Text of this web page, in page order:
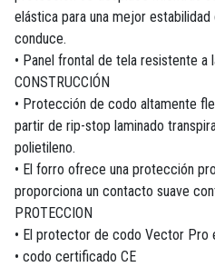
elástica para una mejor
conduce.
• Panel frontal de tela resistente a
CONSTRUCCIÓN
• Protección de codo altamente
partir de rip-stop laminado
polietileno.
• El forro ofrece una protección
proporciona un contacto suave
PROTECCION
• El protector de codo Vector Pro
• codo certificado CE